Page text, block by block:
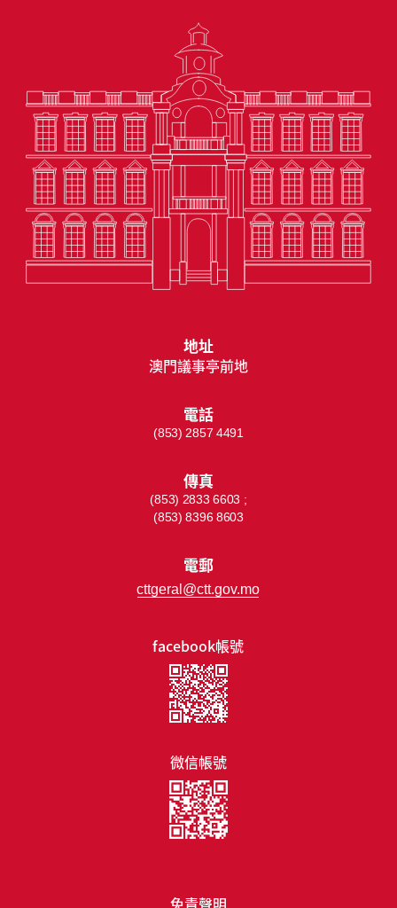
免責聲明
facebook帳號
微信帳號
地址
澳門議事亭前地
電話
(853) 2857 4491
傳真
(853) 2833 6603 ;
(853) 8396 8603
電郵
cttgeral@ctt.gov.mo